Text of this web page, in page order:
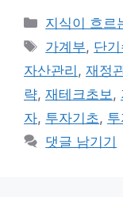
카
테
리
지식이 흐르
태
그
가계부, 단
자산관리 , 재정
략, 재테크초보,
자, 투자기초,
댓글 남기기